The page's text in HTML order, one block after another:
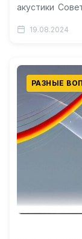
акустики
комфорта…
19.08.2024
РАЗНЫЕ